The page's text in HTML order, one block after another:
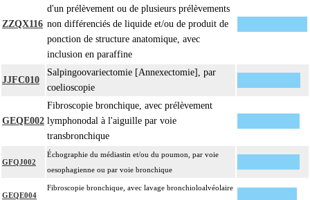
empreinte par apposition cellulaire
écrasis cellulaire
Facturation :
un seul acte peut être facturé que l'exérèse soit monobloc ou en fragments non
différenciés par le préleveur, partielle ou totale, pour chaque structure
anatomique
Par organe profond, on entend : tout organe ou toute structure non vasculaire,
de localisation intrathoracique ou intraabdominale.
Par organe superficiel, on entend : tout organe ou toute structure non
vasculaire, en dehors de ces localisations.
Par cible, on entend : lésion individualisée à prélever, quel que soit le nombre
de ponctions ou de biopsies effectuées à son niveau.
ZZQX116
d'un prélèvement ou de plusieurs prélèvements
non différenciés de liquide et/ou de produit de
ponction de structure anatomique, avec
inclusion en paraffine
JJFC010
Salpingoovariectomie [Annexectomie], par
coelioscopie
GEQE002
Fibroscopie bronchique, avec prélèvement
lymphonodal à l'aiguille par voie
transbronchique
GFQJ002
Échographie du médiastin et/ou du poumon, par voie
oesophagienne ou par voie bronchique
GEQE004
Fibroscopie bronchique, avec lavage bronchioloalvéolaire